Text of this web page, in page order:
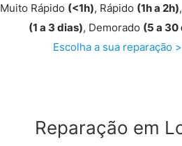
Muito Rápido (<1h), Rápido (1h a 2h)
(1 a 3 dias), Demorado (5 a 30
Escolha a sua reparação >
Reparação em